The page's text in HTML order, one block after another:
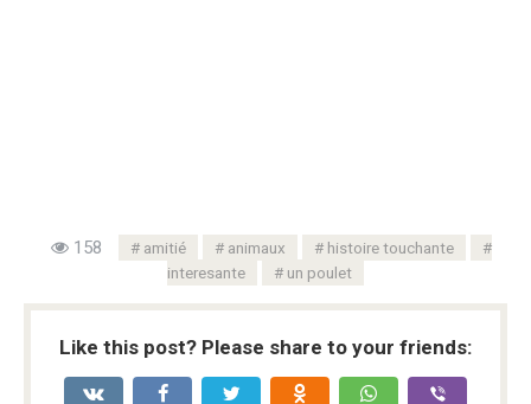
158 amitié animaux
histoire touchante
interesante
un poulet
Like this post? Please share to your friends: